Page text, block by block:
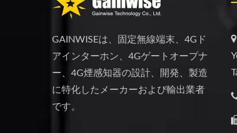
GAINWISEは、固定無線端末、4Gド
アインターホン、4Gゲートオープナ
ー、4G煙感知器の設計、開発、製造
に特化したメーカーおよび輸出業者
です。